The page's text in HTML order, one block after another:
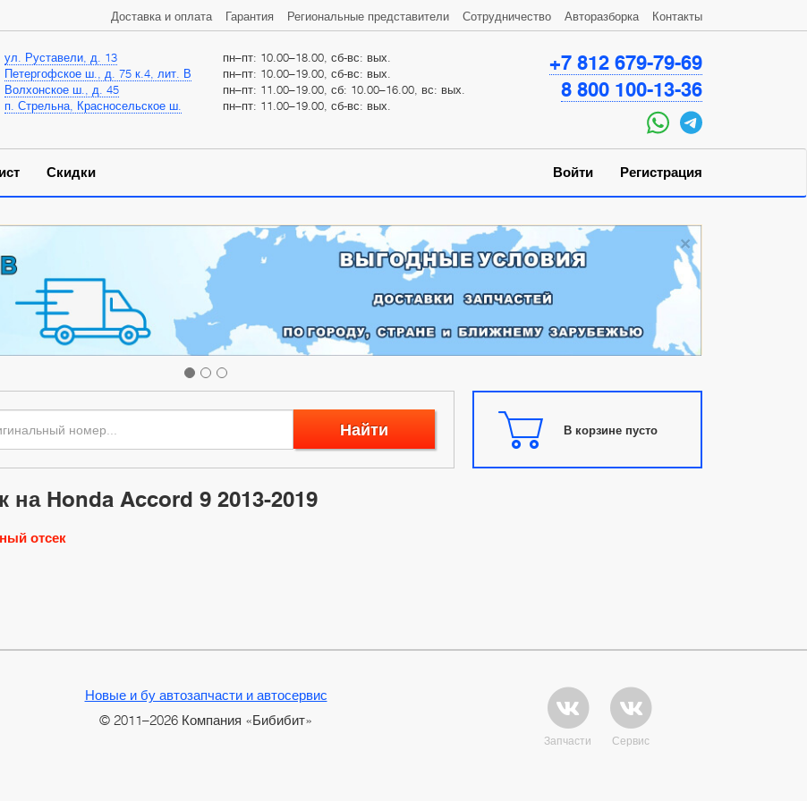
ул. Руставели, д. 13
пн–пт: 10.00–18.00, сб-вс: вых.
Петергофское ш., д. 75 к.4, лит. В
пн–пт: 10.00–19.00, сб-вс: вых.
Волхонское ш., д. 45
пн–пт: 11.00–19.00, сб: 10.00–16.00, вс: вых.
п. Стрельна, Красносельское ш.
пн–пт: 11.00–19.00, сб-вс: вых.
+7 812 679-79-69
8 800 100-13-36
Скидки
Доставка и оплата Гарантия Региональные представители Сотрудничество Авторазборка Контакты
Войти Регистрация
×
Найти В корзине пусто
Honda Accord 9 2013-2019
отсек
Новые и бу автозапчасти и автосервис
© 2011–2026 Компания «Бибибит»
Запчасти Сервис